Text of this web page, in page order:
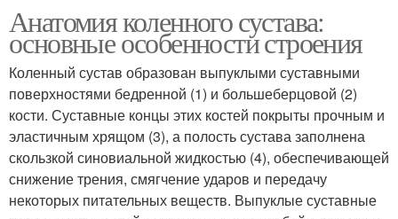
Анатомия коленного сустава:
основные особенности строения
Коленный сустав образован выпуклыми суставными
поверхностями бедренной (1) и большеберцовой (2)
кости. Суставные концы этих костей покрыты прочным и
эластичным хрящом (3), а полость сустава заполнена
скользкой синовиальной жидкостью (4), обеспечивающей
снижение трения, смягчение ударов и передачу
некоторых питательных веществ. Выпуклые суставные